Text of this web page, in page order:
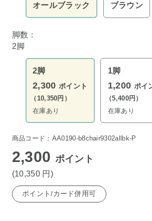
オールブラック ブラウン
脚数：
2脚
2脚
2,300 ポイント
（10,350円）
在庫あり
1脚
1,200 ポイ
（5,400円）
在庫あり
商品コード：AA0190-b8chair9302allbk-P
2,300 ポイント
(10,350 円 )
ポイント/カード併用可